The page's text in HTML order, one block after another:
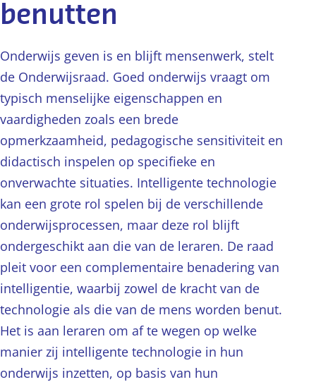
benutten
Onderwijs geven is en blijft mensenwerk, stelt
de Onderwijsraad. Goed onderwijs vraagt om
typisch menselijke eigenschappen en
vaardigheden zoals een brede
opmerkzaamheid, pedagogische sensitiviteit en
didactisch inspelen op specifieke en
onverwachte situaties. Intelligente technologie
kan een grote rol spelen bij de verschillende
onderwijsprocessen, maar deze rol blijft
ondergeschikt aan die van de leraren. De raad
pleit voor een complementaire benadering van
intelligentie, waarbij zowel de kracht van de
technologie als die van de mens worden benut.
Het is aan leraren om af te wegen op welke
manier zij intelligente technologie in hun
onderwijs inzetten, op basis van hun